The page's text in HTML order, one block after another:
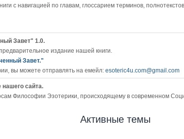
c навигацией по главам, глоссарием терминов,
Завет" 1.0.
издание нашей книги.
Завет."
вы можете отправлять на емейл: esoteric4u.com@gmail.com
нашего сайта.
Философии Эзотерики, происходящему в современном
Активные темы